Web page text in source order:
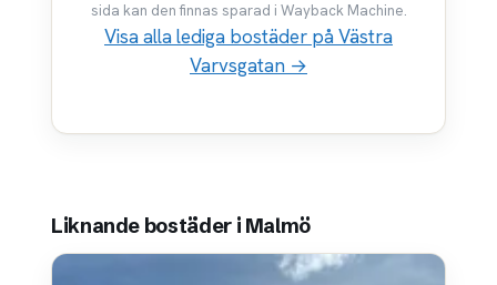
sida kan den finnas sparad i Wayback Machine.
Visa alla lediga bostäder på Västra
Varvsgatan →
Liknande bostäder i Malmö